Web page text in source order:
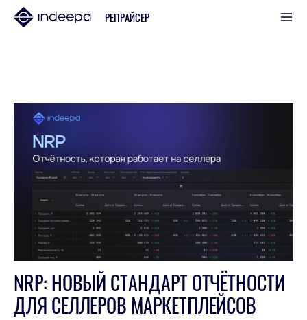
РЕПРАЙСЕР
NRP: НОВЫЙ СТАНДАРТ ОТЧЁТНОСТИ
ДЛЯ СЕЛЛЕРОВ МАРКЕТПЛЕЙСОВ